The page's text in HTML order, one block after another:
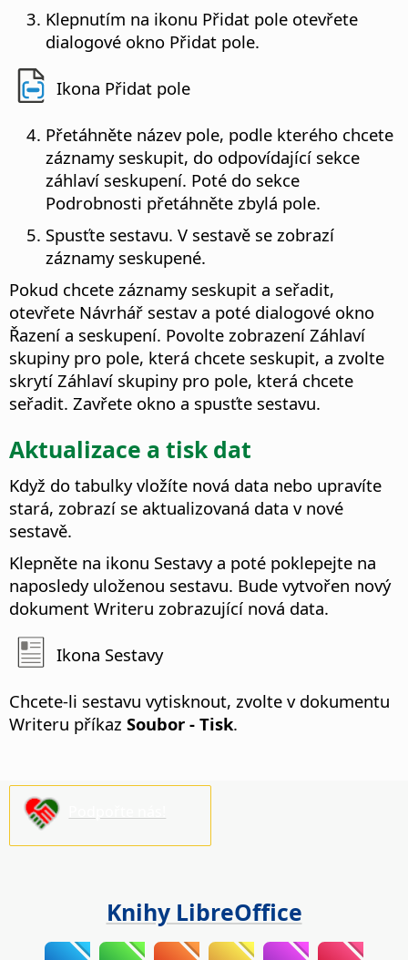
Klepnutím na ikonu Přidat pole otevřete
dialogové okno Přidat pole.
Ikona Přidat pole
Přetáhněte název pole, podle kterého chcete
záznamy seskupit, do odpovídající sekce
záhlaví seskupení. Poté do sekce
Podrobnosti přetáhněte zbylá pole.
Spusťte sestavu. V sestavě se zobrazí
záznamy seskupené.
Pokud chcete záznamy seskupit a seřadit,
otevřete Návrhář sestav a poté dialogové okno
Řazení a seskupení. Povolte zobrazení Záhlaví
skupiny pro pole, která chcete seskupit, a zvolte
skrytí Záhlaví skupiny pro pole, která chcete
seřadit. Zavřete okno a spusťte sestavu.
Aktualizace a tisk dat
Když do tabulky vložíte nová data nebo upravíte
stará, zobrazí se aktualizovaná data v nové
sestavě.
Klepněte na ikonu Sestavy a poté poklepejte na
naposledy uloženou sestavu. Bude vytvořen nový
dokument Writeru zobrazující nová data.
Ikona Sestavy
Chcete-li sestavu vytisknout, zvolte v dokumentu
Writeru příkaz Soubor - Tisk.
Knihy LibreOffice